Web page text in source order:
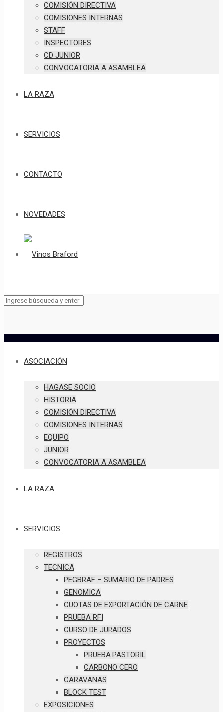
COMISIÓN DIRECTIVA
COMISIONES INTERNAS
STAFF
INSPECTORES
CD JUNIOR
CONVOCATORIA A ASAMBLEA
LA RAZA
SERVICIOS
CONTACTO
NOVEDADES
ASOCIACIÓN
HAGASE SOCIO
HISTORIA
COMISIÓN DIRECTIVA
COMISIONES INTERNAS
EQUIPO
JUNIOR
CONVOCATORIA A ASAMBLEA
LA RAZA
SERVICIOS
REGISTROS
TECNICA
PEGBRAF – SUMARIO DE PADRES
GENOMICA
CUOTAS DE EXPORTACIÓN DE CARNE
PRUEBA RFI
CURSO DE JURADOS
PROYECTOS
PRUEBA PASTORIL
CARBONO CERO
CARAVANAS
BLOCK TEST
EXPOSICIONES